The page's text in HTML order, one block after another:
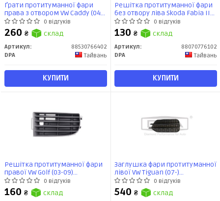
Ґрати протитуманної фари
права з отвором VW Caddy (04-
15) (88530766402) DPA
0 відгуків
260 ₴ склад
Артикул:
88530766402
DPA
Тайвань
КУПИТИ
Решітка протитуманної фари
без отвору ліва Skoda Fabia II
(542) (06-14), Roomster Praktik
(5J) (07-15) (88070776102) DPA
0 відгуків
130 ₴ склад
Артикул:
88070776102
DPA
Тайвань
КУПИТИ
Решітка протитуманної фари
правої VW Golf (03-09)
(88530062402) DPA
0 відгуків
160 ₴ склад
Заглушка фари протитуманної
лівої VW Tiguan (07-)
(88531823402) DPA
0 відгуків
540 ₴ склад